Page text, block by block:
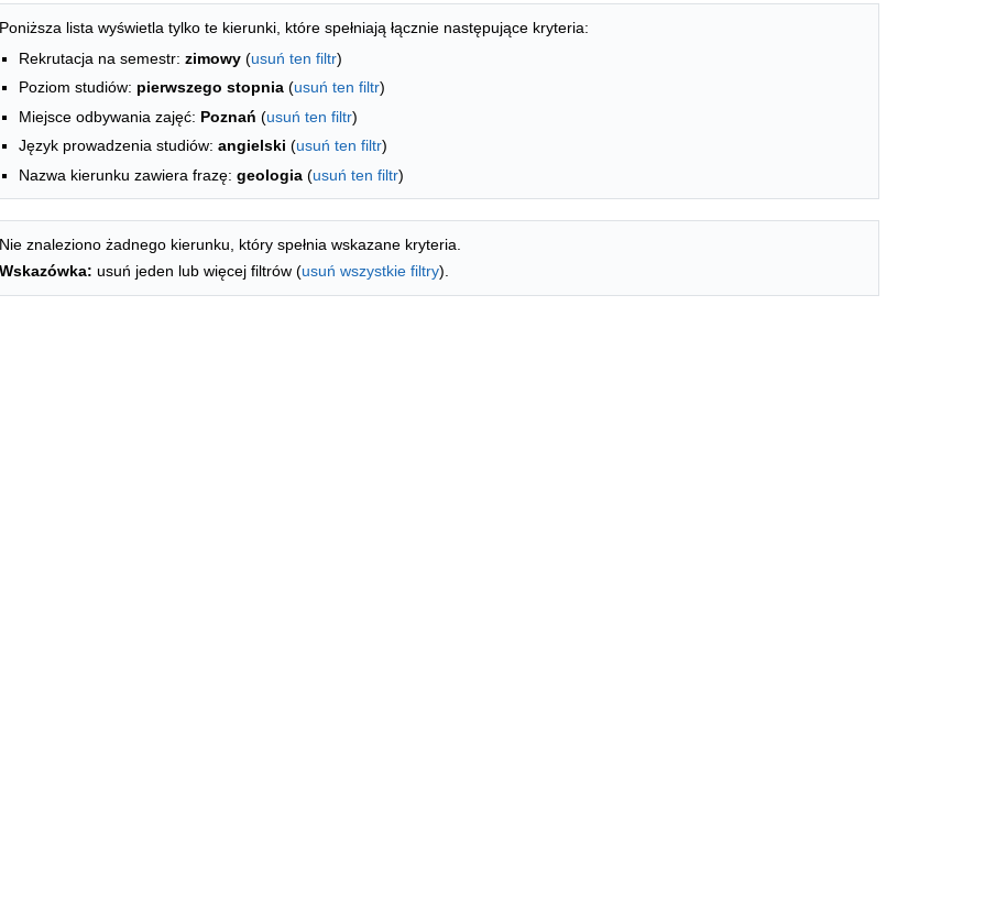
kierunków - indeks alfabetyczny
Poniższa lista wyświetla tylko te kierunki, które spełniają łącznie następujące kryteria:
Rekrutacja na semestr: zimowy (usuń ten filtr)
Poziom studiów: pierwszego stopnia (usuń ten filtr)
Miejsce odbywania zajęć: Poznań (usuń ten filtr)
Język prowadzenia studiów: angielski (usuń ten filtr)
Nazwa kierunku zawiera frazę: geologia (usuń ten filtr)
Nie znaleziono żadnego kierunku, który spełnia wskazane kryteria.
Wskazówka: usuń jeden lub więcej filtrów (usuń wszystkie filtry).